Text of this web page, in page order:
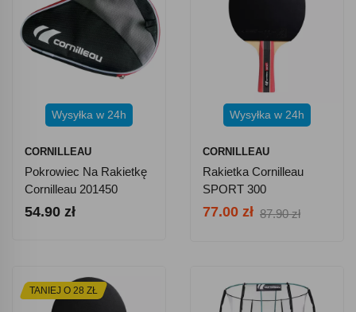
Wysyłka w 24h
CORNILLEAU
Pokrowiec Na Rakietkę
Cornilleau 201450
54.90 zł
Wysyłka w 24h
CORNILLEAU
Rakietka Cornilleau
SPORT 300
77.00 zł 87.90 zł
TANIEJ O 28 ZŁ